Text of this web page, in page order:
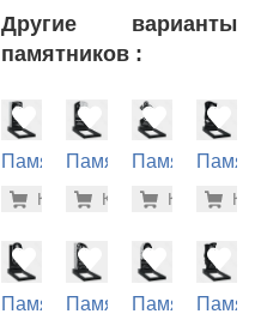
Другие варианты
памятников :
Памятник
могилу
-7% 27.300
Купить
Памятник
могилу
-7%
Купить
Памятник
могилу
-
Купитьмогилу
ПамятникПамятникПамятник